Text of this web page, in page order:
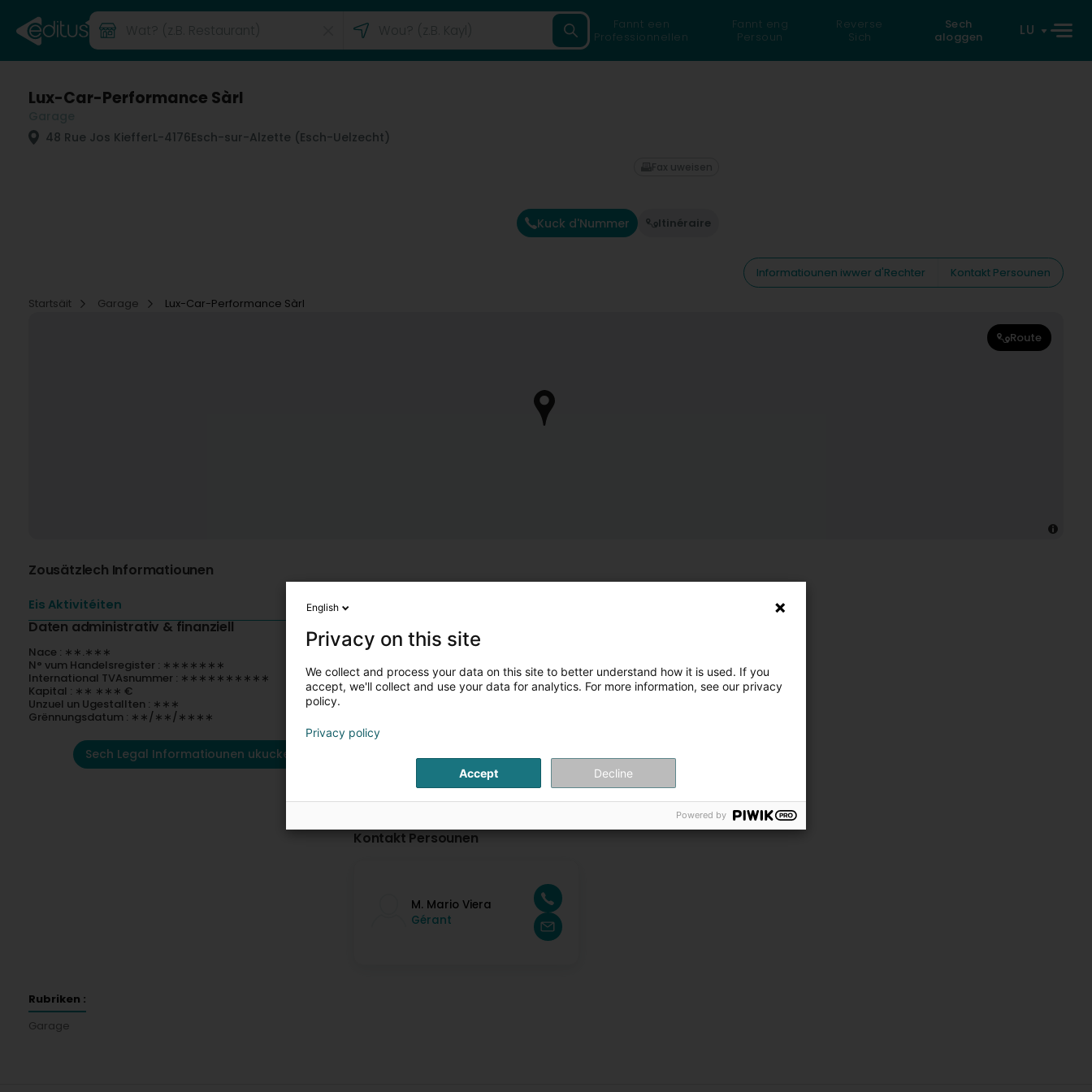
Fannt een
Professionnellen
Fannt eng
Persoun
Reverse
Sich
Sech
aloggen
LU
Lux-Car-Performance Sàrl
48 Rue Jos KiefferL-4176Esch-sur-Alzette (Esch-Uelzecht)
Kuck d'Nummer Itinéraire
Fax uweisen
Informatiounen iwwer d'Rechter
Kontakt Persounen
Startsäit
Garage Lux-Car-Performance Sàrl
Route
Zousätzlech Informatiounen
Eis Aktivitéiten
Daten administrativ & finanziell
Nace : ∗∗.∗∗∗
N° vum Handelsregister : ∗∗∗∗∗∗∗
International TVAsnummer : ∗∗∗∗∗∗∗∗∗∗
Kapital : ∗∗ ∗∗∗ €
Unzuel un Ugestallten : ∗∗∗
Grënnungsdatum : ∗∗/∗∗/∗∗∗∗
Sech Legal Informatiounen ukucken
Kontakt Persounen
M. Mario Viera
Gérant
Rubriken :
Garage
English
Privacy on this site
We collect and process your data on this site to better understand how it is used. If you
accept, we'll collect and use your data for analytics. For more information, see our privacy
policy.
Privacy policy
Accept Decline
Powered by